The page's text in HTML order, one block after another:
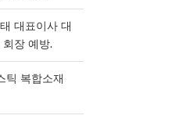
대표이사 대
장 예방.
틱 복합소재